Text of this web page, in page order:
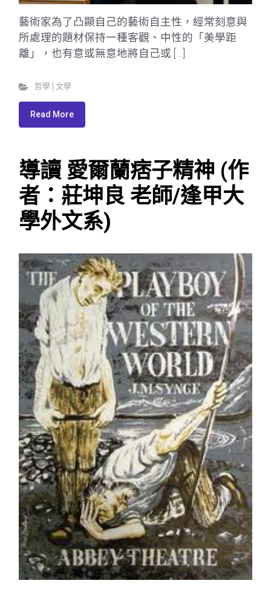
藝術家為了凸顯自己的藝術自主性，經常刻意與
所處理的題材保持一種客觀、中性的「美學距
離」，也有意或無意地將自己或 […]
哲學│文學
Read More
導讀 愛爾蘭痞子精神 (作
者：莊坤良 老師/逢甲大
學外文系)